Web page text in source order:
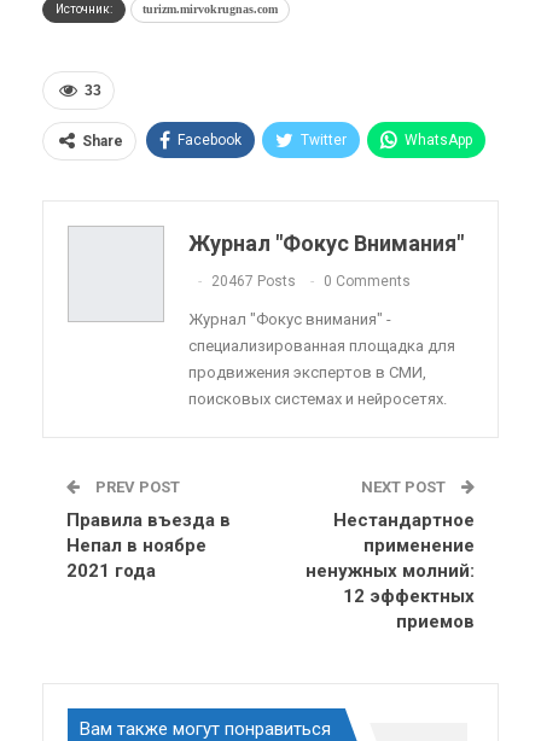
Источник: turizm.mirvokrugnas.com
33
Share Facebook Twitter WhatsApp
Telegram Viber
Linkedin Tumblr
Журнал "Фокус Внимания"
20467 Posts 0 Comments
Журнал "Фокус внимания" -
специализированная площадка для
продвижения экспертов в СМИ,
поисковых системах и нейросетях.
PREV POST
Правила въезда в
Непал в ноябре
2021 года
NEXT POST
Нестандартное
применение
ненужных молний:
12 эффектных
приемов
Вам также могут понравиться